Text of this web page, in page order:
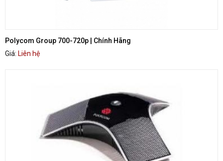
Polycom Group 700-720p | Chính Hãng
Giá: Liên hệ